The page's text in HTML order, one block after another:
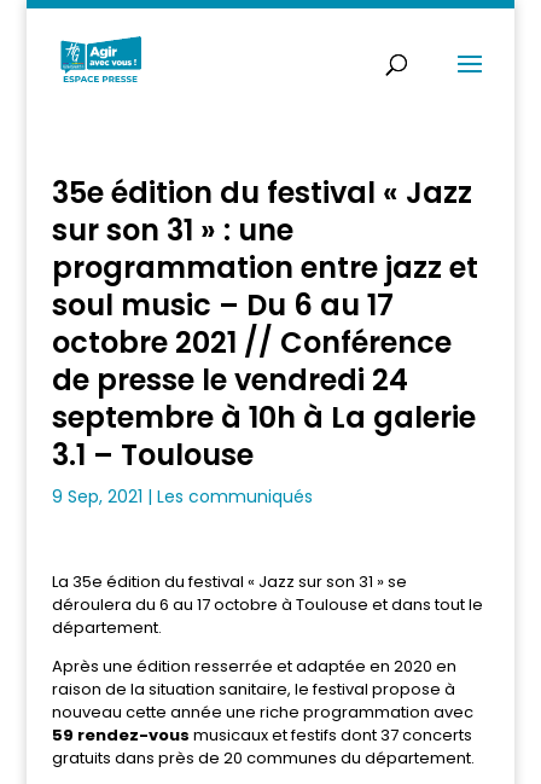
35e édition du festival « Jazz
sur son 31 » : une
programmation entre jazz et
soul music – Du 6 au 17
octobre 2021 // Conférence
de presse le vendredi 24
septembre à 10h à La galerie
3.1 – Toulouse
9 Sep, 2021 | Les communiqués
La 35e édition du festival « Jazz sur son 31 » se
déroulera du 6 au 17 octobre à Toulouse et dans tout le
département.
Après une édition resserrée et adaptée en 2020 en
raison de la situation sanitaire, le festival propose à
nouveau cette année une riche programmation avec
59 rendez-vous musicaux et festifs dont 37 concerts
gratuits dans près de 20 communes du département.